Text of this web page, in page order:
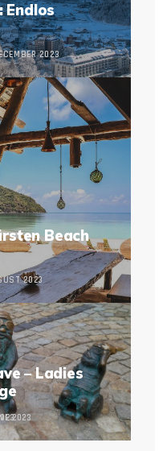
Endlos
2023
Beach
2023
– Ladies
2023